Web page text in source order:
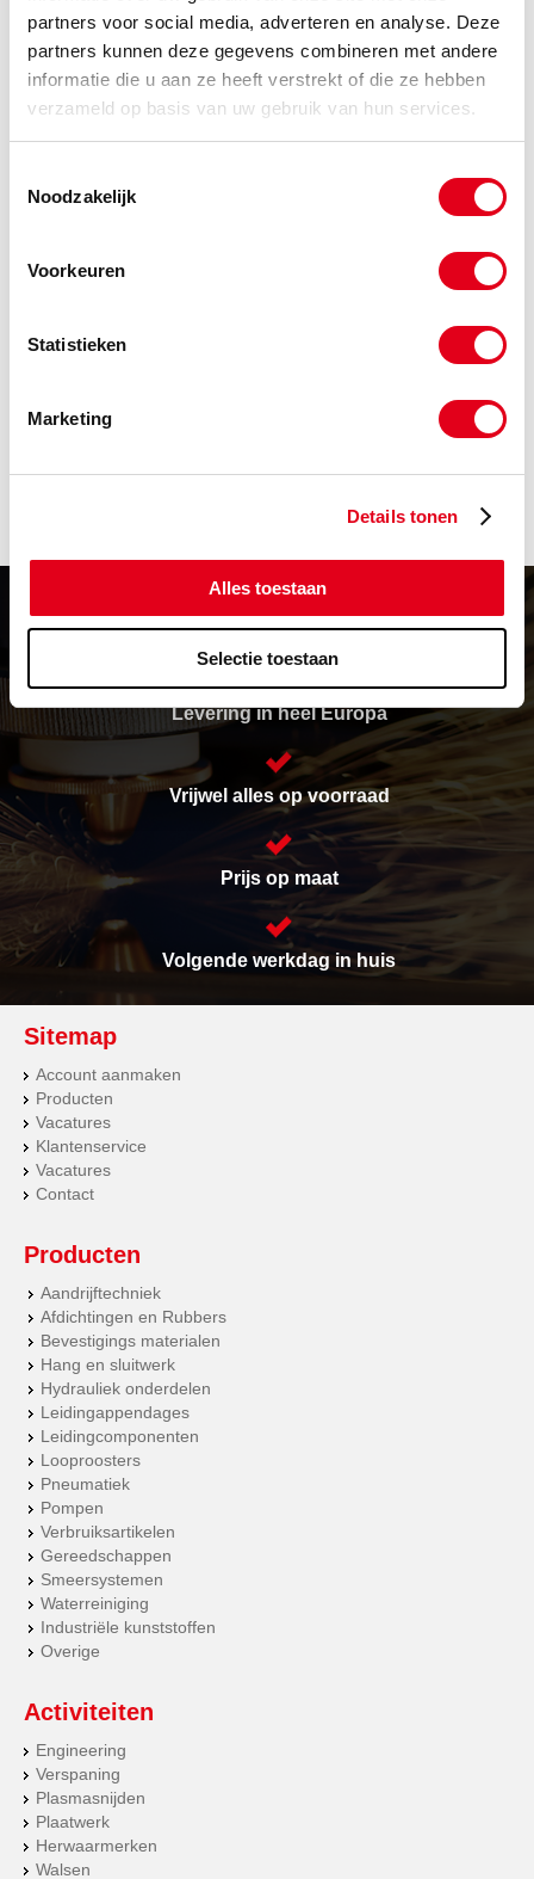
partners voor social media, adverteren en analyse. Deze
partners kunnen deze gegevens combineren met andere
informatie die u aan ze heeft verstrekt of die ze hebben
verzameld op basis van uw gebruik van hun services.
Noodzakelijk
Voorkeuren
Statistieken
Marketing
Details tonen
Alles toestaan
Selectie toestaan
Klik hier om in te loggen
Heeft u nog geen account?
Klik hier om klant te worden
Info
PWT017 PowerTwist Plus v-snaren B/17
Info
Levering in heel Europa
Vrijwel alles op voorraad
Prijs op maat
Volgende werkdag in huis
Sitemap
Account aanmaken
Producten
Vacatures
Klantenservice
Vacatures
Contact
Producten
Aandrijftechniek
Afdichtingen en Rubbers
Bevestigings materialen
Hang en sluitwerk
Hydrauliek onderdelen
Leidingappendages
Leidingcomponenten
Looproosters
Pneumatiek
Pompen
Verbruiksartikelen
Gereedschappen
Smeersystemen
Waterreiniging
Industriële kunststoffen
Overige
Activiteiten
Engineering
Verspaning
Plasmasnijden
Plaatwerk
Herwaarmerken
Walsen